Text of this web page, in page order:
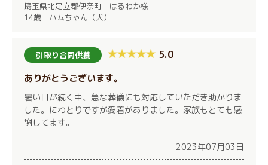
埼玉県北足立郡伊奈町 はるわか様
14歳 ハムちゃん（犬）
引取り合同供養 5.0
ありがとうございます。
暑い日が続く中、急な葬儀にも対応していただき助かりま
した。にわとりですが愛着がありました。家族もとても感
謝してます。
2023年07月03日